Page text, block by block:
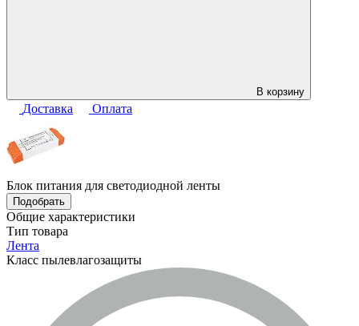
В корзину
Доставка Оплата
Блок питания для светодиодной ленты
Подобрать
Общие характеристики
Тип товара
Лента
Класс пылевлагозащиты